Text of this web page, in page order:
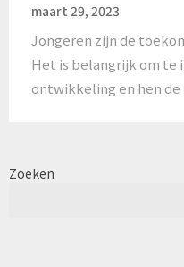
maart 29, 2023
Jongeren zijn de
Het is belangrijk om te
ontwikkeling en hen
Zoeken